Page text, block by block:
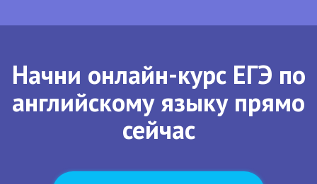
Начни онлайн-курс ЕГЭ по
английскому языку прямо
сейчас